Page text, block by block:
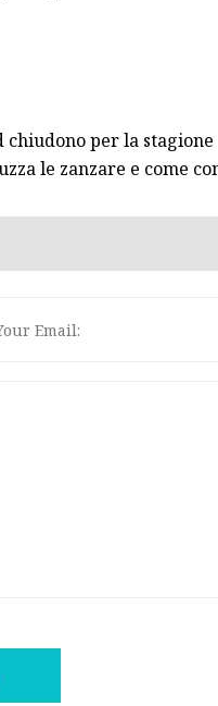
per la stagione
le zanzare e come